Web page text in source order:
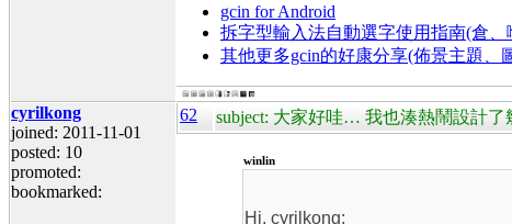
gcin for Android
拆字型輸入法自動選字使用指南(倉、
其他更多gcin的好康分享(佈景主題、
cyrilkong
joined: 2011-11-01
posted: 10
promoted:
bookmarked:
62 subject: 大家好哇… 我也湊熱鬧設計了
winlin
Hi, cyrilkong: